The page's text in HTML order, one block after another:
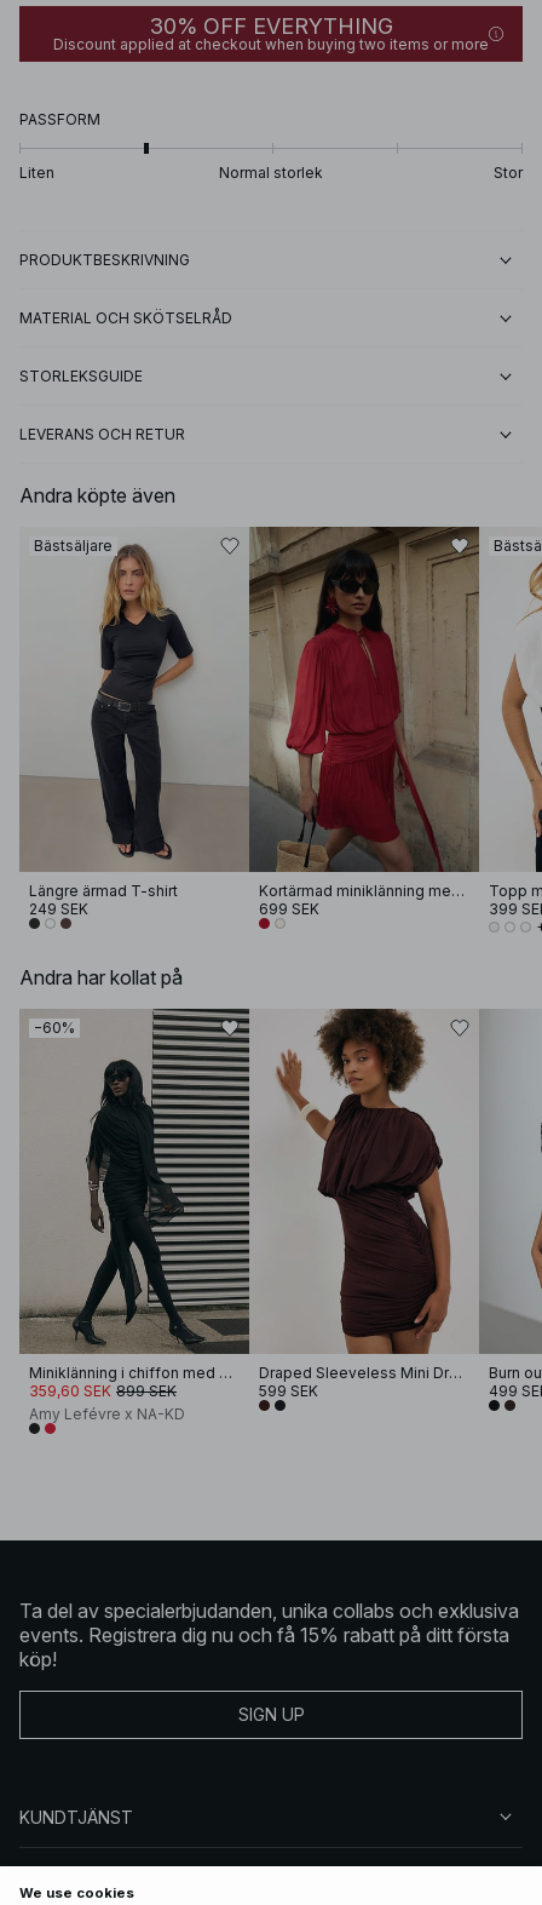
30% OFF EVERYTHING
Discount applied at checkout when buying two items or more
PASSFORM
Liten Normal storlek Stor
PRODUKTBESKRIVNING
MATERIAL OCH SKÖTSELRÅD
STORLEKSGUIDE
LEVERANS OCH RETUR
Andra köpte även
Bästsäljare
Längre ärmad T-shirt
249 SEK
Kortärmad miniklänning med knytmidja
699 SEK
Topp
399
Andra har kollat på
−60%
Miniklänning i chiffon med drapering
359,60 SEK 899 SEK
Amy Lefévre x NA-KD
Draped Sleeveless Mini Dress
599 SEK
499
Ta del av specialerbjudanden, unika collabs och exklusiva
events. Registrera dig nu och få 15% rabatt på ditt första
köp!
SIGN UP
KUNDTJÄNST